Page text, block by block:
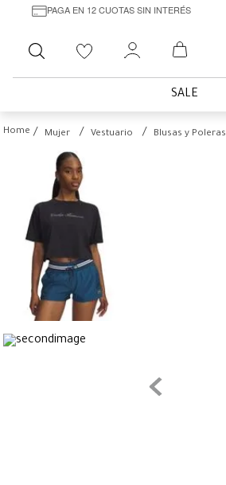
PAGA EN 12 CUOTAS SIN INTERÉS
Buscar
SALE
Mujer Vestuario Blusas y Poleras